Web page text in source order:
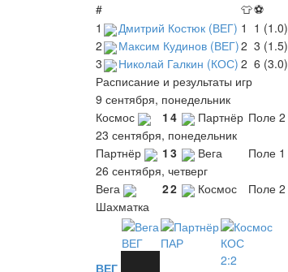
#
👕⚽
1
Дмитрий Костюк (ВЕГ) 1 1 (1.0)
2
Максим Кудинов (ВЕГ)2 3 (1.5)
3
Николай Галкин (КОС) 2 6 (3.0)
Расписание и результаты игр
9 сентября, понедельник
Космос
1 4 Партнёр Поле 2
23 сентября, понедельник
Партнёр
1 3 Вега
Поле 1
26 сентября, четверг
Вега
22 Космос
Поле 2
Шахматка
ВЕГ ПАР
КОС
ВЕГ
2:2